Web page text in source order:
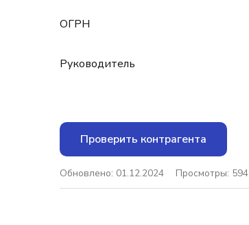
ОГРН
Руководитель
Проверить контрагента
Обновлено: 01.12.2024 Просмотры: 594